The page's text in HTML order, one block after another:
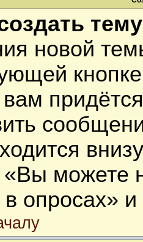
новой
можете
в опросах» и